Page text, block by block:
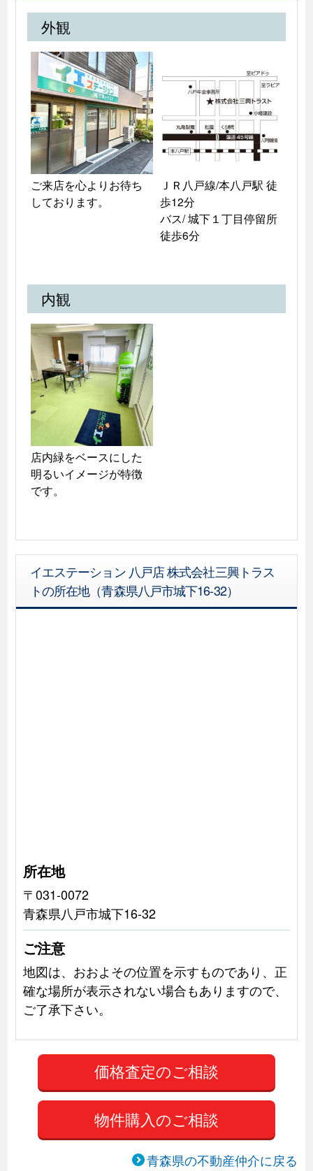
外観
ご来店を心よりお待ち
しております。
ＪＲ八戸線/本八戸駅 徒
歩12分
バス/ 城下１丁目停留所
徒歩6分
内観
店内緑をベースにした
明るいイメージが特徴
です。
イエステーション 八戸店 株式会社三興トラス
トの所在地（青森県八戸市城下16-32）
所在地
〒031-0072
青森県八戸市城下16-32
ご注意
地図は、おおよその位置を示すものであり、正
確な場所が表示されない場合もありますので、
ご了承下さい。
物件購入のご相談
青森県の不動産仲介に戻る